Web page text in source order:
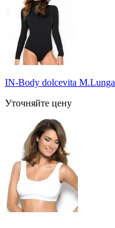
IN-Body dolcevita M.Lunga
Уточняйте цену